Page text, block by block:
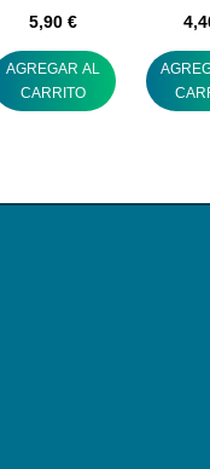
5,90 €
AGREGAR AL
CARRITO